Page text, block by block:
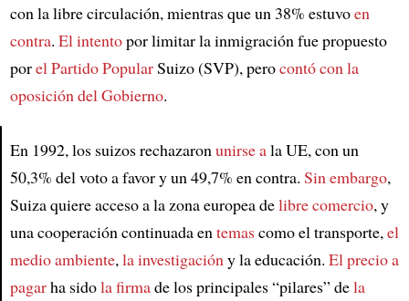
Article
con la libre circulación, mientras que un 38% estuvoen
contra. El intentopor limitar la inmigración fue propuesto
porel Partido PopularSuizo (SVP), perocontó con la
oposición del Gobierno.
En 1992, los suizos rechazaron unirse ala UE, con un
50,3% del voto a favor y un 49,7% en contra. Sin embargo,
Suiza quiere acceso a la zona europea delibre comercio, y
una cooperación continuada en temascomo el transporte, el
medio ambiente, la investigación y la educación. El precio a
pagarha sidola firmade los principales “pilares” dela